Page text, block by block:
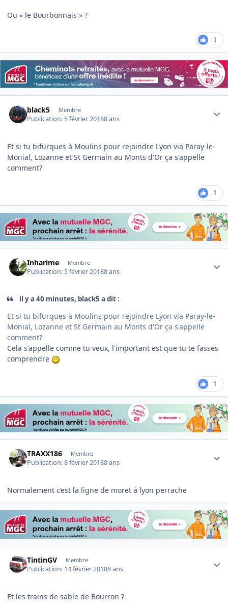
Ou « le Bourbonnais » ?
1
black5 Membre
Publication: 5 février 20188 ans
Et si tu bifurques à Moulins pour rejoindre Lyon via Paray-le-
Monial, Lozanne et St Germain au Monts d'Or ça s'appelle
comment?
1
Inharime Membre
Publication: 5 février 20188 ans
il y a 40 minutes, black5 a dit :
Et si tu bifurques à Moulins pour rejoindre Lyon via Paray-le-
Monial, Lozanne et St Germain au Monts d'Or ça s'appelle
comment?
Cela s'appelle comme tu veux, l'important est que tu te fasses
comprendre
1
TRAXX186 Membre
Publication:8 février 20188 ans
Normalement c’est la ligne de moret à lyon perrache
TintinGV Membre
Publication: 14 février 20188 ans
Et les trains de sable de Bourron ?